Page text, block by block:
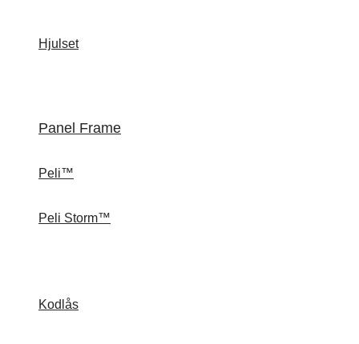
Hjulset
Panel Frame
Peli™
Peli Storm™
Kodlås